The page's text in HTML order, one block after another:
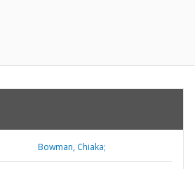
Bowman, Chiaka;